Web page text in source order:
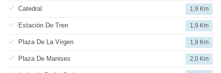
Catedral 1,9 Km
Estación De Tren 1,9 Km
Plaza De La Virgen 1,9 Km
Plaza De Manises 2,0 Km